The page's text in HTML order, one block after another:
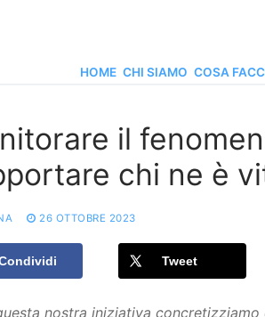
HOME CHI SIAMO COSA
il
chi ne è
26 OTTOBRE 2023
Tweet
nostra iniziativa